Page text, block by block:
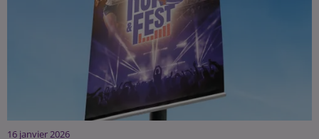
16 janvier 2026